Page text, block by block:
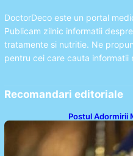
DoctorDeco este un portal
Publicam zilnic informatii
tratamente si nutritie. Ne
pentru cei care cauta informatii
Recomandari editoriale
Postul Adormirii
și Implicații